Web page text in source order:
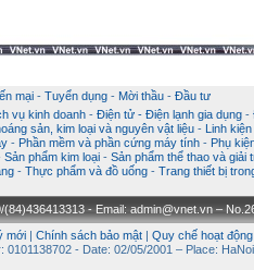
mại - Tuyển dụng - Mời thầu - Đầu tư
vụ kinh doanh - Điện tử - Điện lạnh gia dụng -
sản, kim loại và nguyên vật liệu -
Linh
- Phần mềm và phần cứng máy tính - Phụ
Sản phẩm kim loại - Sản phẩm thể thao và giải
- Thực phẩm và đồ uống - Trang thiết bị
- Email: admin@vnet.vn –
mới Chính sách bảo mật Quy chế hoạt động
0101138702 - Date: 02/05/2001 – Place: